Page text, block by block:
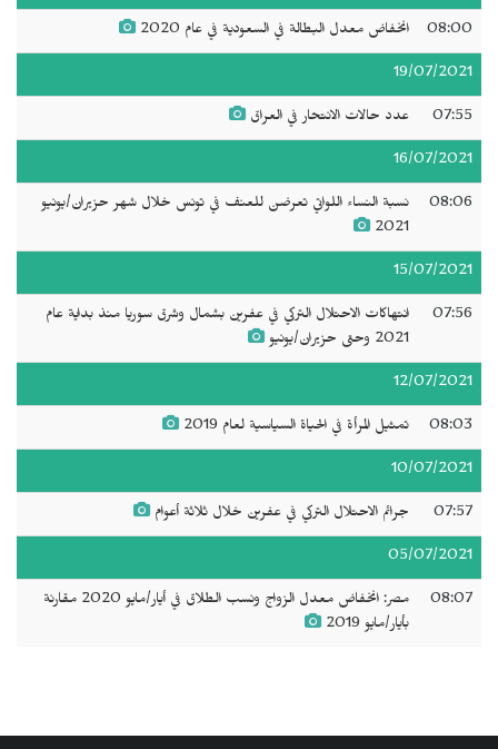
08:00 انخفاض معدل البطالة في السعودية في عام 2020
19/07/2021
07:55 عدد حالات الانتحار في العراق
16/07/2021
08:06
نسبة النساء اللواتي تعرضن للعنف في تونس خلال شهر حزيران/يونيو
2021
15/07/2021
07:56
انتهاكات الاحتلال التركي في عفرين بشمال وشرق سوريا منذ بداية عام
2021 وحتى حزيران/يونيو
12/07/2021
08:03 تمثيل المرأة في الحياة السياسية لعام 2019
10/07/2021
07:57 جرائم الاحتلال التركي في عفرين خلال ثلاثة أعوام
05/07/2021
08:07
مصر: انخفاض معدل الزواج ونسب الطلاق في أيار/مايو 2020 مقارنة
بأيار/مايو 2019